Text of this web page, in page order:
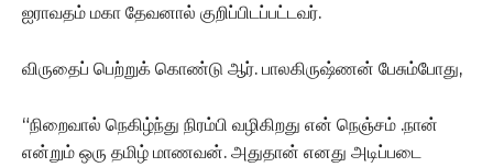
ஐராவதம் மகா தேவனால் குறிப்பிடப்பட்டவர்.
விருதைப் பெற்றுக் கொண்டு ஆர். பாலகிருஷ்ணன் பேசும்போது,
“நிறைவால் நெகிழ்ந்து நிரம்பி வழிகிறது என் நெஞ்சம் .நான்
என்றும் ஒரு தமிழ் மாணவன். அதுதான் எனது அடிப்படை